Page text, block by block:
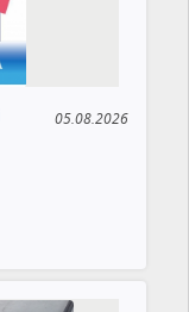
05.08.2026